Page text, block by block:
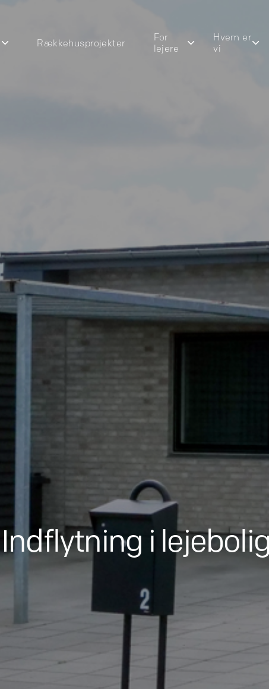
Rækkehusprojekter
For
lejere
Hvem er
vi
Indflytning i